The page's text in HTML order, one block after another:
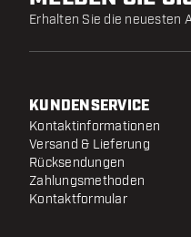
Erhalten Sie die neuesten
KUNDENSERVICE
Kontaktinformationen
Versand & Lieferung
Rücksendungen
Zahlungsmethoden
Kontaktformular